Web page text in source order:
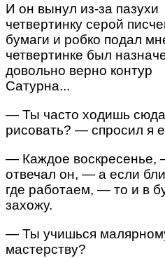
И он вынул из-за пазухи
четвертинку серой
бумаги и робко подал
четвертинке был
довольно верно контур
Сатурна...
— Ты часто ходишь сюда
рисовать? — спросил я
— Каждое воскресенье,
отвечал он, — а если
где работаем, — то и в
захожу.
— Ты учишься
мастерству?